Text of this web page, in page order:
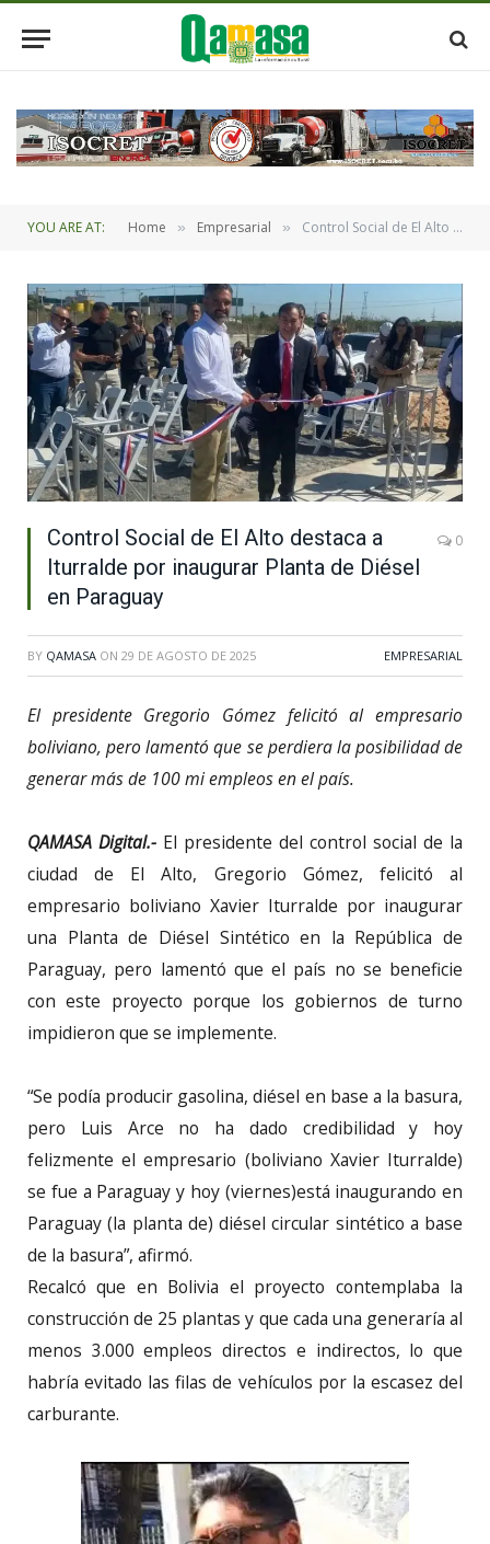
YOU ARE AT: Home » Empresarial » Control Social de El Alto destaca a Iturralde por inaugurar Planta de Diésel en Paraguay
Control Social de El Alto destaca a
Iturralde por inaugurar Planta de Diésel
en Paraguay
0
BY QAMASA ON 29 DE AGOSTO DE 2025 EMPRESARIAL
El presidente Gregorio Gómez felicitó al empresario
boliviano, pero lamentó que se perdiera la posibilidad de
generar más de 100 mi empleos en el país.
QAMASA Digital.- El presidente del control social de la
ciudad de El Alto, Gregorio Gómez, felicitó al
empresario boliviano Xavier Iturralde por inaugurar
una Planta de Diésel Sintético en la República de
Paraguay, pero lamentó que el país no se beneficie
con este proyecto porque los gobiernos de turno
impidieron que se implemente.
“Se podía producir gasolina, diésel en base a la basura,
pero Luis Arce no ha dado credibilidad y hoy
felizmente el empresario (boliviano Xavier Iturralde)
se fue a Paraguay y hoy (viernes)está inaugurando en
Paraguay (la planta de) diésel circular sintético a base
de la basura”, afirmó.
Recalcó que en Bolivia el proyecto contemplaba la
construcción de 25 plantas y que cada una generaría al
menos 3.000 empleos directos e indirectos, lo que
habría evitado las filas de vehículos por la escasez del
carburante.